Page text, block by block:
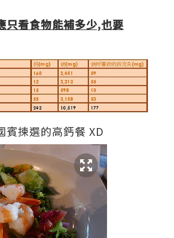
只看食物能補多少,也要
賓揀選的高鈣餐 XD